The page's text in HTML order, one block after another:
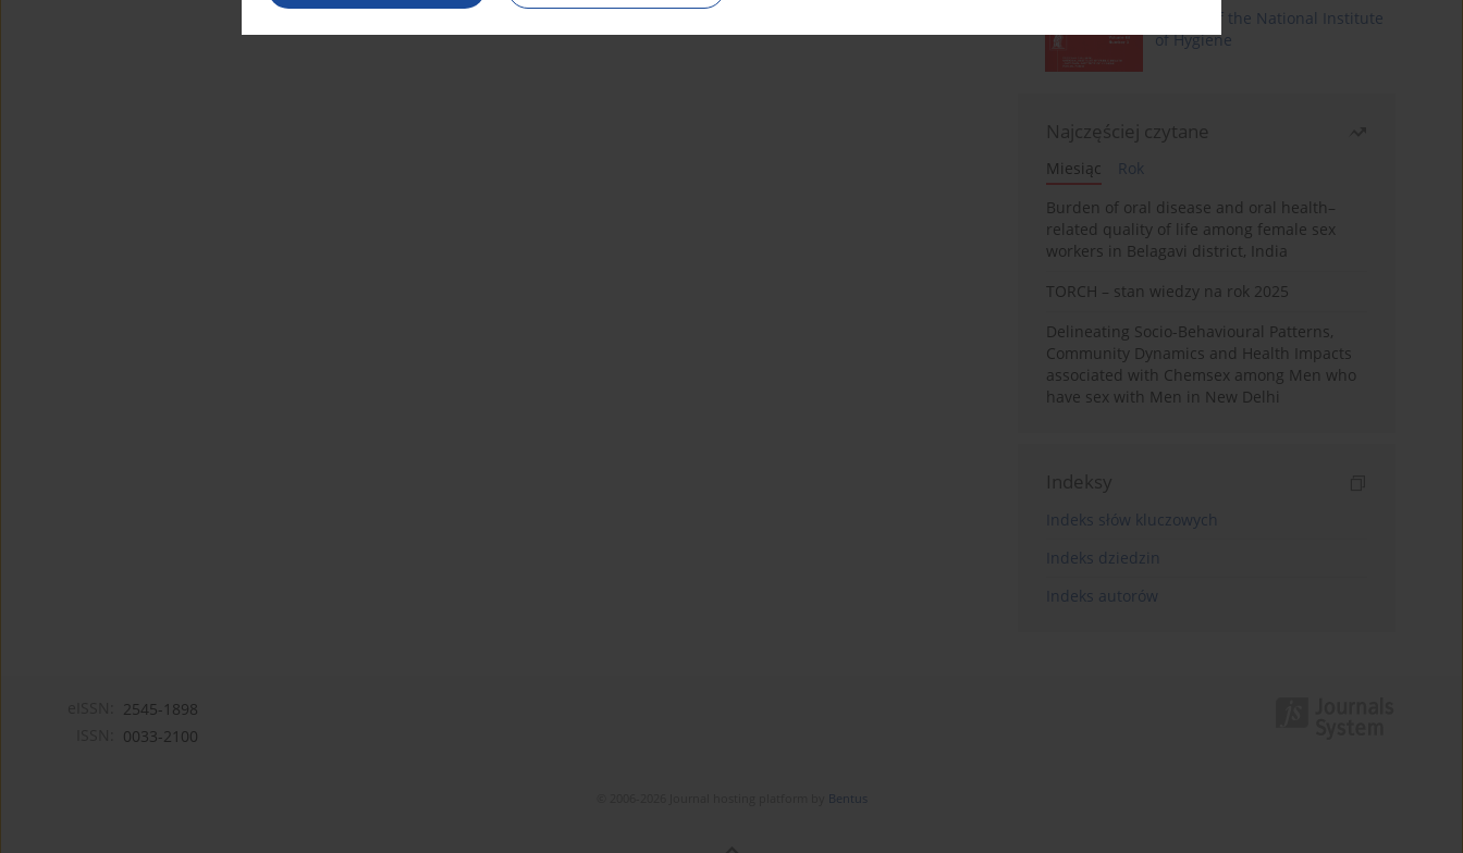
Annals of the National Institute
of Hygiene
Najczęściej czytane
Miesiąc
Rok
Burden of oral disease and oral health–
related quality of life among female sex
workers in Belagavi district, India
TORCH – stan wiedzy na rok 2025
Delineating Socio-Behavioural Patterns,
Community Dynamics and Health Impacts
associated with Chemsex among Men who
have sex with Men in New Delhi
Indeksy
Indeks słów kluczowych
Indeks dziedzin
Indeks autorów
2545-1898
0033-2100
Bentus